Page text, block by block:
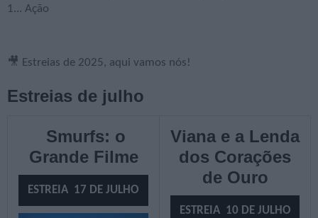
1... Ação
🎥 Estreias de 2025, aqui vamos nós!
Estreias de julho
Smurfs: o
Grande Filme
ESTREIA 17 DE JULHO
Viana e a Lenda
dos Corações
de Ouro
ESTREIA 10 DE JULHO